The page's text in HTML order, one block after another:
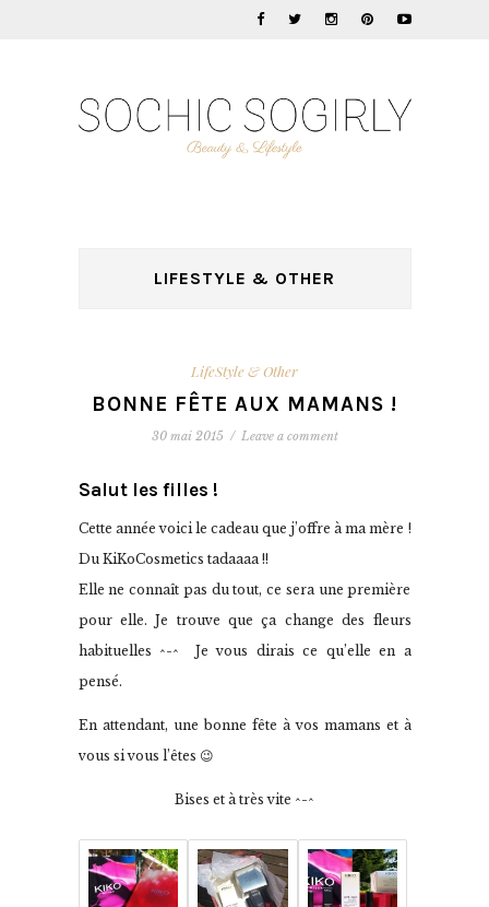
LIFESTYLE & OTHER
LifeStyle & Other
BONNE FÊTE AUX MAMANS !
30 mai 2015 / Leave a comment
Salut les filles !
Cette année voici le cadeau que j’offre à ma mère !
Du KiKoCosmetics tadaaaa !!
Elle ne connaît pas du tout, ce sera une première
pour elle. Je trouve que ça change des fleurs
habituelles ^-^ Je vous dirais ce qu’elle en a
pensé.
En attendant, une bonne fête à vos mamans et à
vous si vous l’êtes 😉
Bises et à très vite ^-^